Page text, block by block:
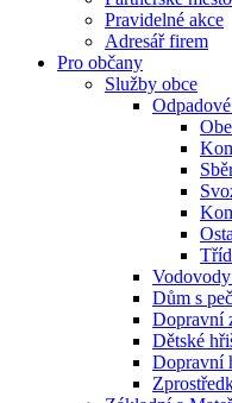
Pravidelné akce
Adresář firem
Pro občany
Služby obce
Dům s
Dopravní
Dětské
Dopravní